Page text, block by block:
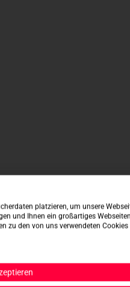
platzieren, um unsere
und Ihnen ein großartiges
zu den von uns verwendeten Cookies